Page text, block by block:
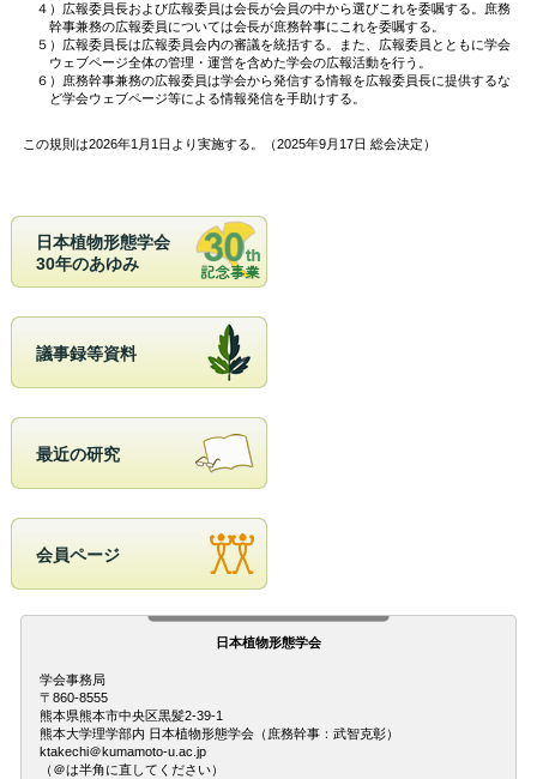
４）広報委員長および広報委員は会長が会員の中から選びこれを委嘱する。庶務
幹事兼務の広報委員については会長が庶務幹事にこれを委嘱する。
５）広報委員長は広報委員会内の審議を統括する。また、広報委員とともに学会
ウェブページ全体の管理・運営を含めた学会の広報活動を行う。
６）庶務幹事兼務の広報委員は学会から発信する情報を広報委員長に提供するな
ど学会ウェブページ等による情報発信を手助けする。
この規則は2026年1月1日より実施する。（2025年9月17日 総会決定）
日本植物形態学会
30年のあゆみ
議事録等資料
最近の研究
会員ページ
日本植物形態学会
学会事務局
〒860-8555
熊本県熊本市中央区黒髪2-39-1
熊本大学理学部内 日本植物形態学会（庶務幹事：武智克彰）
ktakechi＠kumamoto-u.ac.jp
（＠は半角に直してください）